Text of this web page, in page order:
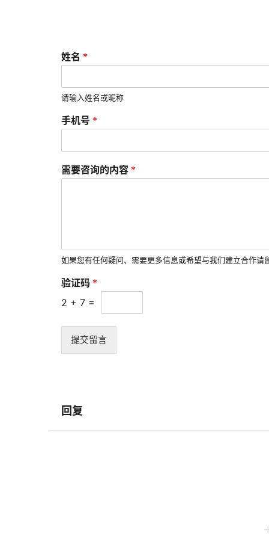
*
需
咨
询
内
姓名 *
请输入姓名或昵称
手机号 *
需要咨询的内容 *
如果您有任何疑问、需要更多信息或希望与我们建立合作请
验证码 *
2 + 7 =
提交留言
回复